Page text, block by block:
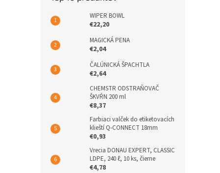
WIPER BOWL
€22,20
MAGICKÁ PENA
€2,04
ČALÚNICKÁ ŠPACHTLA
€2,64
CHEMSTR ODSTRAŇOVAČ
ŠKVŔN 200 ml
€8,37
Farbiaci valček do etiketovacích
klieští Q-CONNECT 18mm
€0,93
Vrecia DONAU EXPERT, CLASSIC
LDPE, 240 ℓ, 10 ks, čierne
€4,78